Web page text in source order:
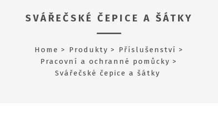
SVÁŘEČSKÉ ČEPICE A ŠÁTKY
Home Produkty
Příslušenství
Pracovní a ochranné pomůcky
Svářečské čepice a šátky